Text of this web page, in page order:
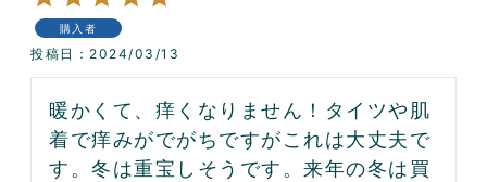
購入者
投稿日 2024/03/13
暖かくて、痒くなりません！タイツや肌
着で痒みがでがちですがこれは大丈夫で
す。冬は重宝しそうです。来年の冬は買